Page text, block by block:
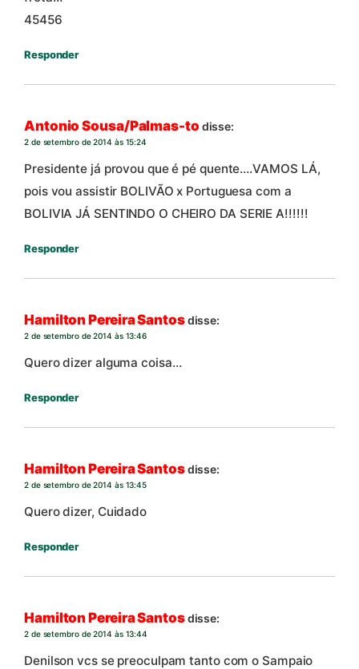
45456
Responder
Antonio Sousa/Palmas-to disse:
2 de setembro de 2014 às 15:24
Presidente já provou que é pé quente….VAMOS LÁ,
pois vou assistir BOLIVÃO x Portuguesa com a
BOLIVIA JÁ SENTINDO O CHEIRO DA SERIE A!!!!!!
Responder
Hamilton Pereira Santosdisse:
2 de setembro de 2014 às 13:46
Quero dizer alguma coisa…
Responder
Hamilton Pereira Santosdisse:
2 de setembro de 2014 às 13:45
Quero dizer, Cuidado
Responder
Hamilton Pereira Santosdisse:
2 de setembro de 2014 às 13:44
Denilson vcs se preoculpam tanto com o Sampaio